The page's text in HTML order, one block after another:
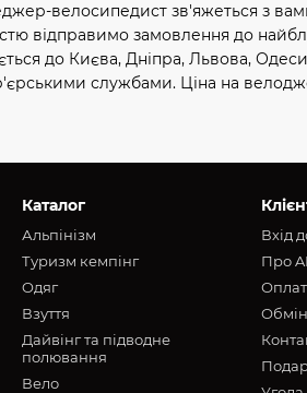
велосипедист зв'яжеться з вами
відправимо замовлення до
до Києва, Дніпра, Львова,
службами. Ціна на
Каталог
Альпінізм
Туризм кемпінг
Oдяг
Взуття
Дайвінг та підводне
полювання
Вело
Вхід
Про